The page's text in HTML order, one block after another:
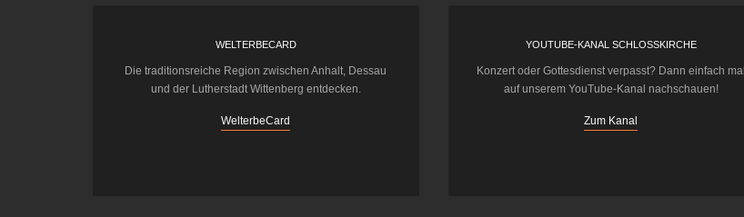
WELTERBECARD
Die traditionsreiche Region zwischen Anhalt, Dessau
und der Lutherstadt Wittenberg entdecken.
WelterbeCard
YOUTUBE-KANAL SCHLOSSKIRCHE
Konzert oder Gottesdienst verpasst? Dann einfach mal
auf unserem YouTube-Kanal nachschauen!
Zum Kanal